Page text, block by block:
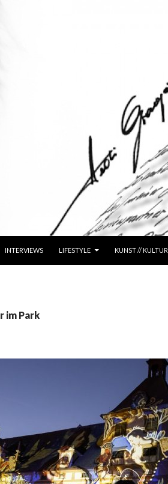
INTERVIEWS LIFESTYLE KUNST // KULTUR
im Park